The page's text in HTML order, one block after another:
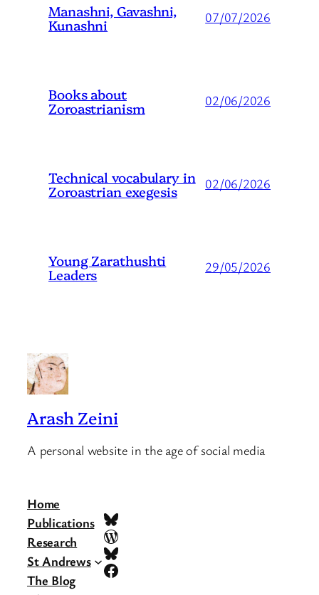
Manashni, Gavashni,
Kunashni 07/07/2026
Books about
Zoroastrianism 02/06/2026
Technical vocabulary in
Zoroastrian exegesis 02/06/2026
Young Zarathushti
Leaders 29/05/2026
Arash Zeini
A personal website in the age of social media
Home
Publications
Research
St Andrews
The Blog
Bluesky
WordPress
Bluesky
Facebook